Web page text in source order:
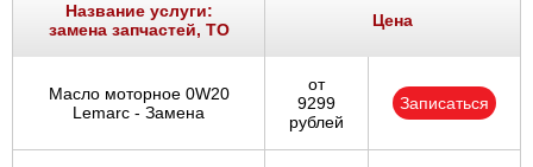
Название услуги:
замена запчастей, ТО
Цена
Масло моторное 0W20
Lemarc - Замена
от
9299
рублей
Записаться